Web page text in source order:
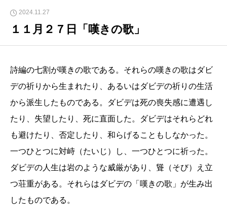
2024.11.27
１１月２７日「嘆きの歌」
詩編の七割が嘆きの歌である。それらの嘆きの歌はダビ
デの祈りから生まれたり、あるいはダビデの祈りの生活
から派生したものである。ダビデは死の喪失感に遭遇し
たり、失望したり、死に直面した。ダビデはそれらどれ
も避けたり、否定したり、和らげることもしなかった。
一つひとつに対峙（たいじ）し、一つひとつに祈った。
ダビデの人生は岩のような威厳があり、聳（そび）え立
つ荘重がある。それらはダビデの「嘆きの歌」が生み出
したものである。